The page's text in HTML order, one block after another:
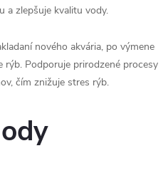
a zlepšuje kvalitu vody.
nového akvária, po výmene
rýb. Podporuje prirodzené procesy
čím znižuje stres rýb.